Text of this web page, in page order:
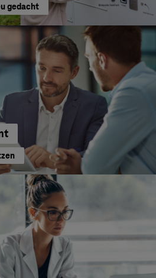
gedacht